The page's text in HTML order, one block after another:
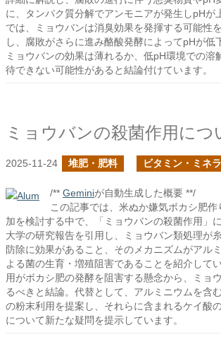
に、タンパク質分解でアンモニアが発生しpHが
では、ミョウバンは消臭効果を発揮する可能性
し、腐敗がさらに進み酪酸発酵によってpHが低
ミョウバンの効果は薄れるか、低pH環境での溶
待できない可能性があると結論付けています。
ミョウバンの殺菌作用につ
2025-11-24 堆肥・肥料 ビタミン・ミネ
/** Geminiが自動生成した概要 **/
この記事では、米ぬか嫌気ボカシ肥作
加を検討する中で、「ミョウバンの殺菌作用」
大学の研究報告を引用し、ミョウバン類処理が
防除に効果があること、そのメカニズムがアル
よる菌の生育・増殖阻害であることを紹介して
用がボカシ肥の発酵を阻害する懸念から、ミョ
るべきと結論。代替として、アルミニウムを含
の粉末利用を提案し、それらに含まれるケイ酸
について新たな疑問を提示しています。